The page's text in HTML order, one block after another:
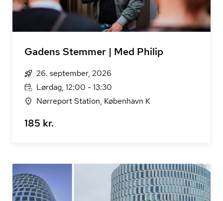
Gadens Stemmer | Med Philip
26. september, 2026
Lørdag, 12:00 - 13:30
Nørreport Station, København K
185 kr.